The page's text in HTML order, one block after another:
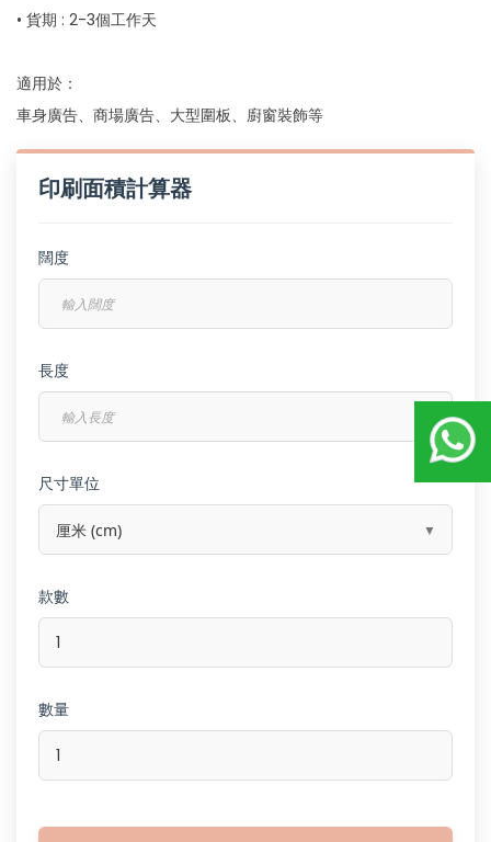
• 貨期 : 2-3個工作天
適用於：
車身廣告、商場廣告、大型圍板、廚窗裝飾等
印刷面積計算器
闊度
長度
尺寸單位
款數
數量